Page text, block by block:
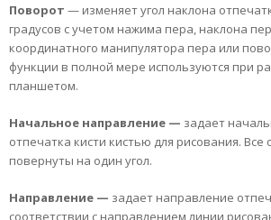
Поворот — изменяет угол наклона
градусов с учетом нажима пера, наклона
координатного манипулятора пера или
функции в полной мере используются при
планшетом.
Начальное направление — задает
отпечатка кисти кистью для рисования. Все
повернуты на один угол.
Направление — задает направление
соответствии с направлением линии